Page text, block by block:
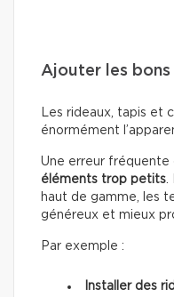
Ajouter les
Les rideaux, tapis et
énormément
Une erreur fréquente
éléments trop petits.
haut de gamme, les
généreux et mieux
Par exemple :
Installer des